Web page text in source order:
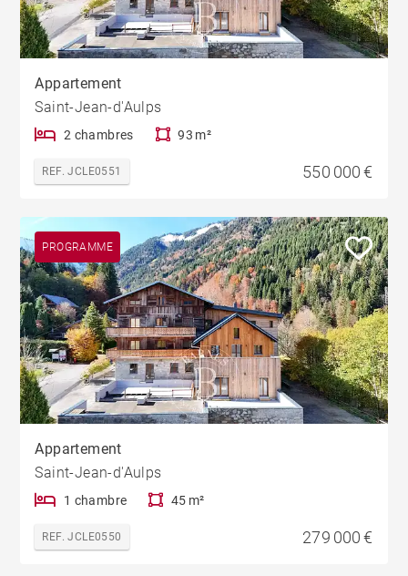
Appartement
Saint-Jean-d'Aulps
2 chambres 93 m²
REF. JCLE0551 550 000 €
PROGRAMME
Appartement
Saint-Jean-d'Aulps
1 chambre 45 m²
REF. JCLE0550 279 000 €